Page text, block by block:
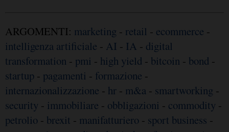
ARGOMENTI: marketing - retail - ecommerce -
intelligenza artificiale - AI - IA - digital
transformation - pmi - high yield - bitcoin - bond -
startup - pagamenti - formazione -
internazionalizzazione - hr - m&a - smartworking -
security - immobiliare - obbligazioni - commodity -
petrolio - brexit - manifatturiero - sport business -